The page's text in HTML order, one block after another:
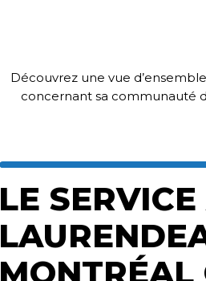
Découvrez une vue
concernant sa communauté
LE
MONTRÉAL